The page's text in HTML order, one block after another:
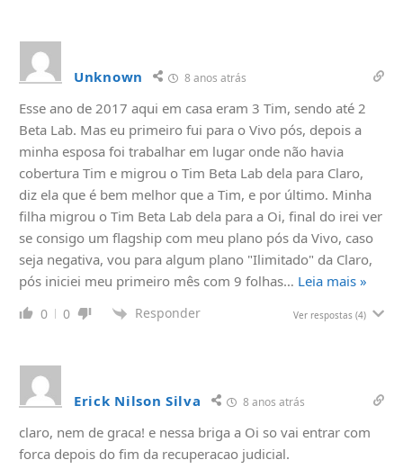
Unknown 8 anos atrás
Esse ano de 2017 aqui em casa eram 3 Tim, sendo até 2
Beta Lab. Mas eu primeiro fui para o Vivo pós, depois a
minha esposa foi trabalhar em lugar onde não havia
cobertura Tim e migrou o Tim Beta Lab dela para Claro,
diz ela que é bem melhor que a Tim, e por último. Minha
filha migrou o Tim Beta Lab dela para a Oi, final do irei ver
se consigo um flagship com meu plano pós da Vivo, caso
seja negativa, vou para algum plano "Ilimitado" da Claro,
pós iniciei meu primeiro mês com 9 folhas… Leia mais »
0 0 Responder Ver respostas (4)
Erick Nilson Silva 8 anos atrás
claro, nem de graca! e nessa briga a Oi so vai entrar com
forca depois do fim da recuperacao judicial.